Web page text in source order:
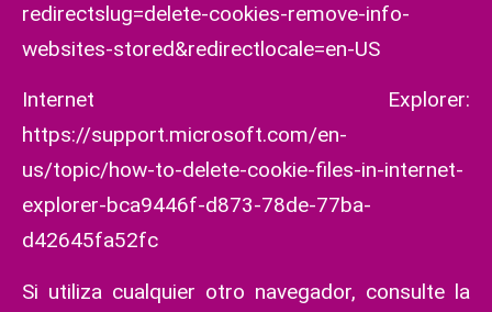
redirectslug=delete-cookies-remove-info-
websites-stored&redirectlocale=en-US
Internet Explorer:
https://support.microsoft.com/en-
us/topic/how-to-delete-cookie-files-in-internet-
explorer-bca9446f-d873-78de-77ba-
d42645fa52fc
Si utiliza cualquier otro navegador, consulte la